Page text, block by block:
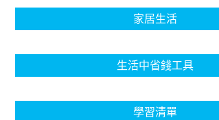
家居生活
生活中省錢工具
學習清單